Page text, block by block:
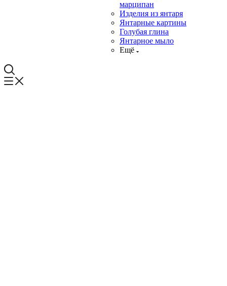
марципан
Изделия из янтаря
Янтарные картины
Голубая глина
Янтарное мыло
Ещё